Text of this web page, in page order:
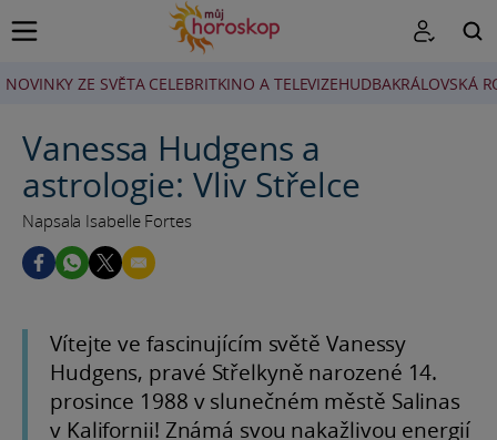
NOVINKY ZE SVĚTA CELEBRITKINO A TELEVIZEHUDBAKRÁLOVSKÁ
Vanessa Hudgens a
astrologie: Vliv Střelce
Napsala Isabelle Fortes
Vítejte ve fascinujícím světě Vanessy
Hudgens, pravé Střelkyně narozené 14.
prosince 1988 v slunečném městě Salinas
v Kalifornii! Známá svou nakažlivou energií